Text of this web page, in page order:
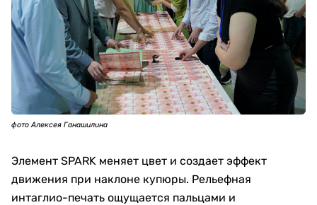
фото Алексея Ганашилина
Элемент SPARK меняет цвет и создает эффект
движения при наклоне купюры. Рельефная
интаглио-печать ощущается пальцами и